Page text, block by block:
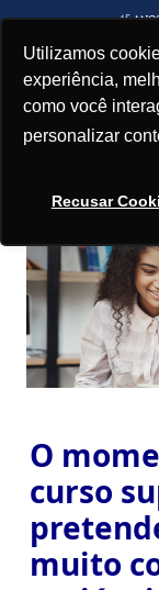
Utilizamos
experiência,
como você
personalizar
Recusar
HORA DE
O
curso
muito